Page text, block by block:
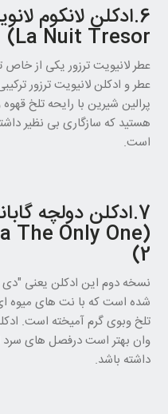
La Nuit Tresor)
عطر لانیویت ترزور یکی از خاص
عطر و ادکلن لانیویت ترزور
پرالین شیرین با رایحه تلخ
هستید که سازگاری بی نظیر
است.
The Only One
2)
نسخه دوم این ادکلن یعنی "دی
شده است که با نت های میوه
تلخ وبوی گرم آمیخته است.
وان بهتر است درفصل های سرد
داشته باشد.